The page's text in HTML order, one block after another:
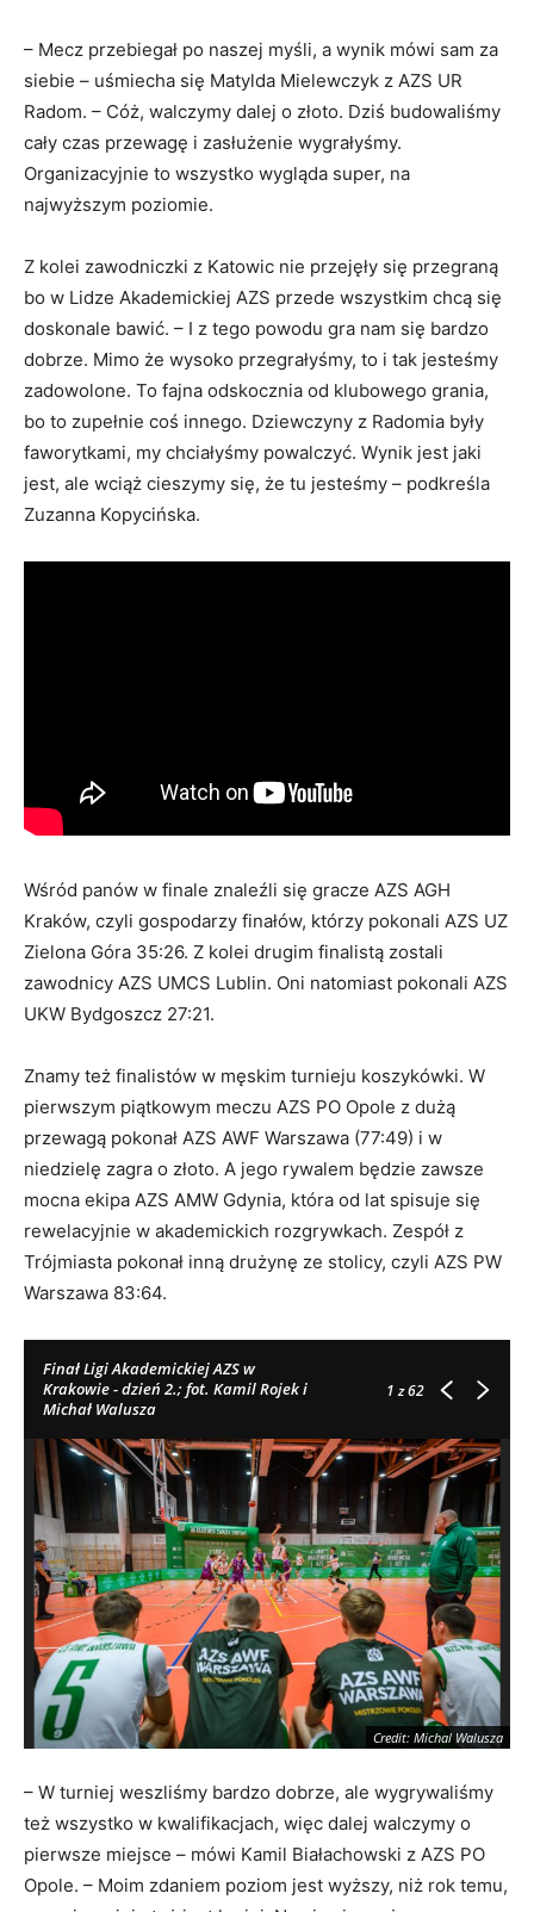
– Mecz przebiegał po naszej myśli, a wynik mówi sam za
siebie – uśmiecha się Matylda Mielewczyk z AZS UR
Radom. – Cóż, walczymy dalej o złoto. Dziś budowaliśmy
cały czas przewagę i zasłużenie wygrałyśmy.
Organizacyjnie to wszystko wygląda super, na
najwyższym poziomie.
Z kolei zawodniczki z Katowic nie przejęły się przegraną
bo w Lidze Akademickiej AZS przede wszystkim chcą się
doskonale bawić. – I z tego powodu gra nam się bardzo
dobrze. Mimo że wysoko przegrałyśmy, to i tak jesteśmy
zadowolone. To fajna odskocznia od klubowego grania,
bo to zupełnie coś innego. Dziewczyny z Radomia były
faworytkami, my chciałyśmy powalczyć. Wynik jest jaki
jest, ale wciąż cieszymy się, że tu jesteśmy – podkreśla
Zuzanna Kopycińska.
Wśród panów w finale znaleźli się gracze AZS AGH
Kraków, czyli gospodarzy finałów, którzy pokonali AZS UZ
Zielona Góra 35:26. Z kolei drugim finalistą zostali
zawodnicy AZS UMCS Lublin. Oni natomiast pokonali AZS
UKW Bydgoszcz 27:21.
Znamy też finalistów w męskim turnieju koszykówki. W
pierwszym piątkowym meczu AZS PO Opole z dużą
przewagą pokonał AZS AWF Warszawa (77:49) i w
niedzielę zagra o złoto. A jego rywalem będzie zawsze
mocna ekipa AZS AMW Gdynia, która od lat spisuje się
rewelacyjnie w akademickich rozgrywkach. Zespół z
Trójmiasta pokonał inną drużynę ze stolicy, czyli AZS PW
Warszawa 83:64.
Finał Ligi Akademickiej AZS w
Krakowie - dzień 2.; fot. Kamil Rojek i
Michał Walusza
1z 62
Credit: Michal Walusza
– W turniej weszliśmy bardzo dobrze, ale wygrywaliśmy
też wszystko w kwalifikacjach, więc dalej walczymy o
pierwsze miejsce – mówi Kamil Białachowski z AZS PO
Opole. – Moim zdaniem poziom jest wyższy, niż rok temu,